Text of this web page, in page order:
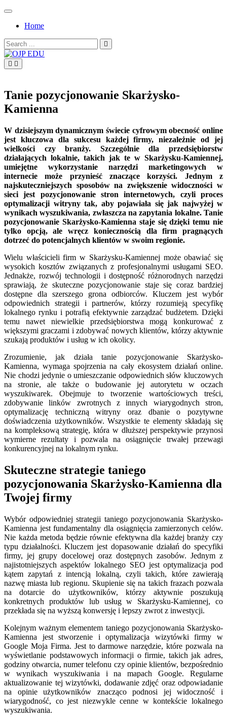
Skip
contentHome
Search
for:
Tanie pozycjonowanie Skarżysko-
Kamienna
W dzisiejszym dynamicznym świecie cyfrowym obecność online
jest kluczowa dla sukcesu każdej firmy, niezależnie od jej
wielkości czy branży. Szczególnie dla przedsiębiorstw
działających lokalnie, takich jak te w Skarżysku-Kamiennej,
umiejętne wykorzystanie narzędzi marketingowych w
internecie może przynieść znaczące korzyści. Jednym z
najskuteczniejszych sposobów na zwiększenie widoczności w
sieci jest pozycjonowanie stron internetowych, czyli proces
optymalizacji witryny tak, aby pojawiała się jak najwyżej w
wynikach wyszukiwania, zwłaszcza na zapytania lokalne. Tanie
pozycjonowanie Skarżysko-Kamienna staje się dzięki temu nie
tylko opcją, ale wręcz koniecznością dla firm pragnących
dotrzeć do potencjalnych klientów w swoim regionie.
Wielu właścicieli firm w Skarżysku-Kamiennej może obawiać się
wysokich kosztów związanych z profesjonalnymi usługami SEO.
Jednakże, rozwój technologii i dostępność różnorodnych narzędzi
sprawiają, że skuteczne pozycjonowanie staje się coraz bardziej
dostępne dla szerszego grona odbiorców. Kluczem jest wybór
odpowiednich strategii i partnerów, którzy rozumieją specyfikę
lokalnego rynku i potrafią efektywnie zarządzać budżetem. Dzięki
temu nawet niewielkie przedsiębiorstwa mogą konkurować z
większymi graczami i zdobywać nowych klientów, którzy aktywnie
szukają produktów i usług w ich okolicy.
Zrozumienie, jak działa tanie pozycjonowanie Skarżysko-
Kamienna, wymaga spojrzenia na cały ekosystem działań online.
Nie chodzi jedynie o umieszczanie odpowiednich słów kluczowych
na stronie, ale także o budowanie jej autorytetu w oczach
wyszukiwarek. Obejmuje to tworzenie wartościowych treści,
zdobywanie linków zwrotnych z innych wiarygodnych stron,
optymalizację techniczną witryny oraz dbanie o pozytywne
doświadczenia użytkowników. Wszystkie te elementy składają się
na kompleksową strategię, która w dłuższej perspektywie przynosi
wymierne rezultaty i pozwala na osiągnięcie trwałej przewagi
konkurencyjnej na lokalnym rynku.
Skuteczne strategie taniego
pozycjonowania Skarżysko-Kamienna dla
Twojej firmy
Wybór odpowiedniej strategii taniego pozycjonowania Skarżysko-
Kamienna jest fundamentalny dla osiągnięcia zamierzonych celów.
Nie każda metoda będzie równie efektywna dla każdej branży czy
typu działalności. Kluczem jest dopasowanie działań do specyfiki
firmy, jej grupy docelowej oraz dostępnych zasobów. Jednym z
najistotniejszych aspektów lokalnego SEO jest optymalizacja pod
kątem zapytań z intencją lokalną, czyli takich, które zawierają
nazwę miasta lub regionu. Skupienie się na takich frazach pozwala
na dotarcie do użytkowników, którzy aktywnie poszukują
konkretnych produktów lub usług w Skarżysku-Kamiennej, co
przekłada się na wyższą konwersję i lepszy zwrot z inwestycji.
Kolejnym ważnym elementem taniego pozycjonowania Skarżysko-
Kamienna jest stworzenie i optymalizacja wizytówki firmy w
Google Moja Firma. Jest to darmowe narzędzie, które pozwala na
wyświetlanie podstawowych informacji o firmie, takich jak adres,
godziny otwarcia, numer telefonu czy opinie klientów, bezpośrednio
w wynikach wyszukiwania i na mapach Google. Regularne
aktualizowanie tej wizytówki, dodawanie zdjęć oraz odpowiadanie
na opinie użytkowników znacząco podnosi jej widoczność i
wiarygodność, co jest niezwykle cenne w kontekście lokalnego
wyszukiwania.